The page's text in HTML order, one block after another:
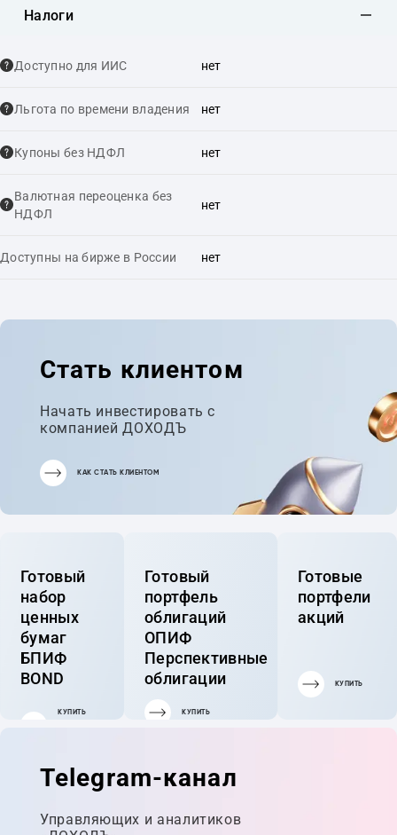
Налоги
Доступно для ИИС нет
Льгота по времени владения нет
Купоны без НДФЛ нет
Валютная переоценка без
НДФЛ
нет
Доступны на бирже в России нет
Стать клиентом
Начать инвестировать с
компанией ДОХОДЪ
КАК СТАТЬ КЛИЕНТОМ
Готовый
набор
ценных
бумаг
БПИФ
BOND
КУПИТЬ
Готовый
портфель
облигаций
ОПИФ
Перспективные
облигации
КУПИТЬ
Готовые
портфели
акций
КУПИТЬ
Telegram-канал
Управляющих и аналитиков